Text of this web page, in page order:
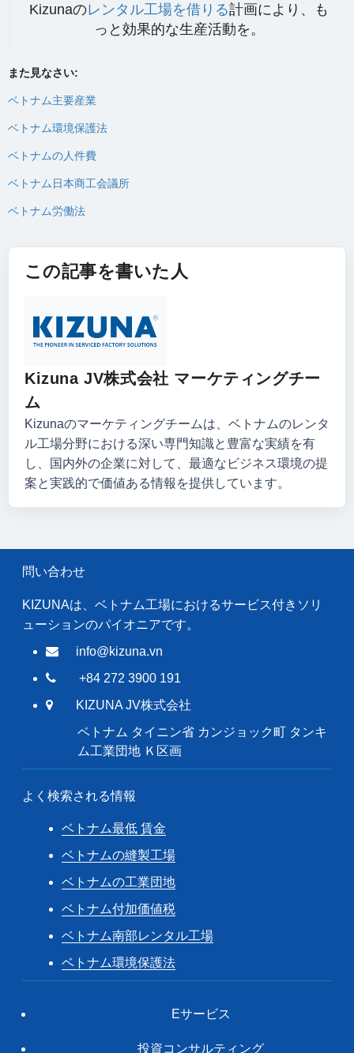
Kizunaのレンタル工場を借りる計画により、も
っと効果的な生産活動を。
また見なさい:
ベトナム主要産業
ベトナム環境保護法
ベトナムの人件費
ベトナム日本商工会議所
ベトナム労働法
この記事を書いた人
Kizuna JV株式会社 マーケティングチー
ム
Kizunaのマーケティングチームは、ベトナムのレンタ
ル工場分野における深い専門知識と豊富な実績を有
し、国内外の企業に対して、最適なビジネス環境の提
案と実践的で価値ある情報を提供しています。
問い合わせ
KIZUNAは、ベトナム工場におけるサービス付きソリ
ューションのパイオニアです。
info@kizuna.vn
+84 272 3900 191
KIZUNA JV株式会社
ベトナム タイニン省 カンジョック町 タンキ
ム工業団地 Ｋ区画
よく検索される情報
ベトナム最低 賃金
ベトナムの縫製工場
ベトナムの工業団地
ベトナム付加価値税
ベトナム南部レンタル工場
ベトナム環境保護法
Eサービス
投資コンサルティング